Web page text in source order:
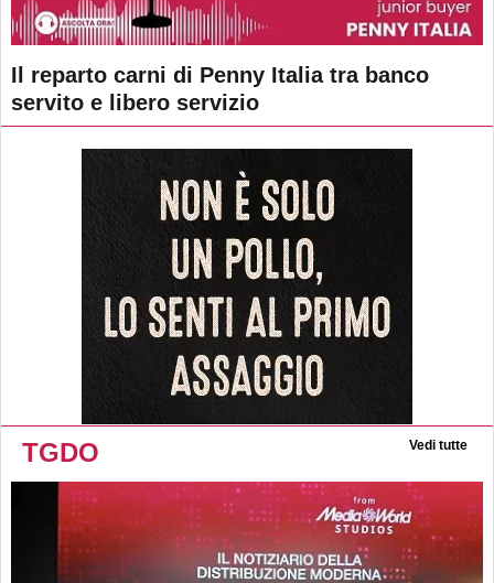
Il reparto carni di Penny Italia tra banco
servito e libero servizio
TGDO Vedi tutte